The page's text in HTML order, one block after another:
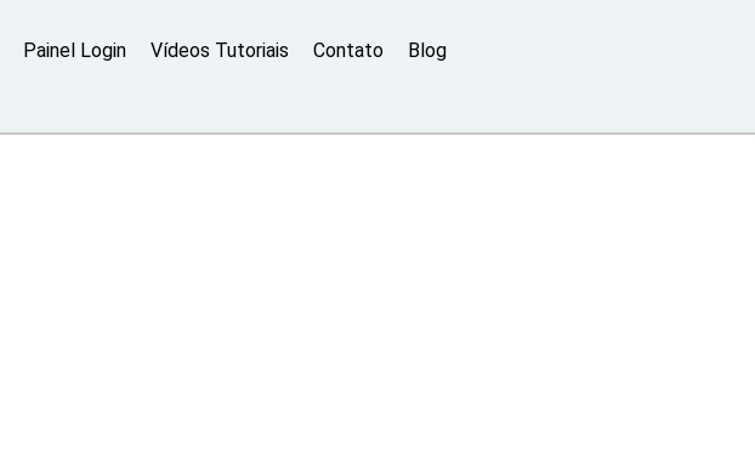
Painel Login Vídeos Tutoriais Contato Blog